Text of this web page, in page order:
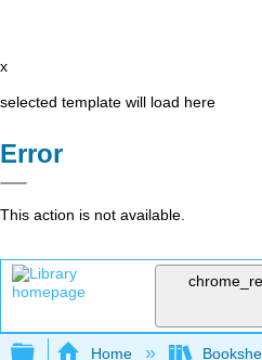
x
selected template will load here
Error
This action is not available.
Expand/collapse
Home